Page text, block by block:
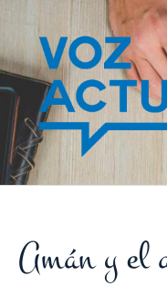
contenido
Amán y el